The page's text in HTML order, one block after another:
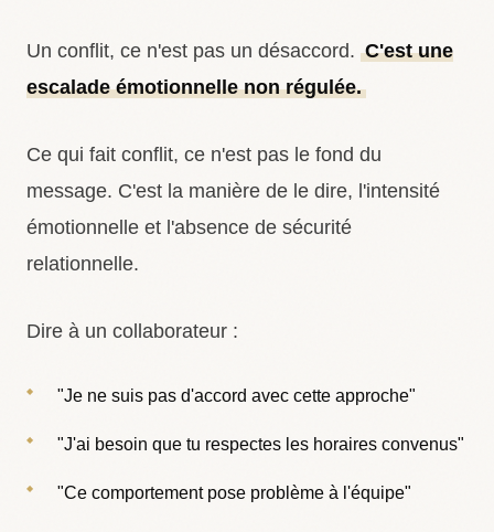
Un conflit, ce n'est pas un désaccord. C'est une
escalade émotionnelle non régulée.
Ce qui fait conflit, ce n'est pas le fond du
message. C'est la manière de le dire, l'intensité
émotionnelle et l'absence de sécurité
relationnelle.
Dire à un collaborateur :
"Je ne suis pas d'accord avec cette approche"
"J'ai besoin que tu respectes les horaires convenus"
"Ce comportement pose problème à l'équipe"